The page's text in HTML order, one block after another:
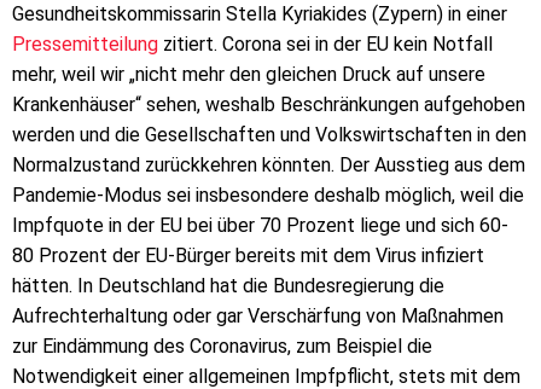
Gesundheitskommissarin Stella Kyriakides (Zypern) in einer
Pressemitteilung zitiert. Corona sei in der EU kein Notfall
mehr, weil wir „nicht mehr den gleichen Druck auf unsere
Krankenhäuser“ sehen, weshalb Beschränkungen aufgehoben
werden und die Gesellschaften und Volkswirtschaften in den
Normalzustand zurückkehren könnten. Der Ausstieg aus dem
Pandemie-Modus sei insbesondere deshalb möglich, weil die
Impfquote in der EU bei über 70 Prozent liege und sich 60-
80 Prozent der EU-Bürger bereits mit dem Virus infiziert
hätten. In Deutschland hat die Bundesregierung die
Aufrechterhaltung oder gar Verschärfung von Maßnahmen
zur Eindämmung des Coronavirus, zum Beispiel die
Notwendigkeit einer allgemeinen Impfpflicht, stets mit dem